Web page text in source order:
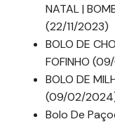
NATAL |
(22/11/2023)
BOLO DE
FOFINHO
BOLO DE
(09/02/
Bolo De